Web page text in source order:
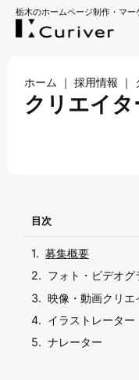
栃木のホームページ制作・マー
ホーム ｜ 採用情報 ｜
クリエイタ
目次
募集概要
フォト・ビデオグ
映像・動画クリエ
イラストレーター
ナレーター